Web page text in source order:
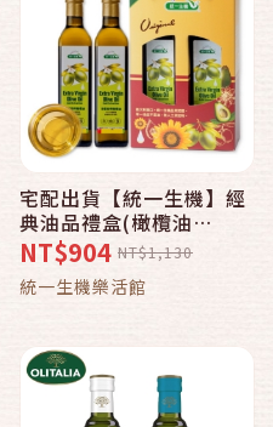
宅配出貨【統一生機】經
典油品禮盒(橄欖油
500mlx2瓶/盒)
NT$904 NT$1,130
統一生機樂活館